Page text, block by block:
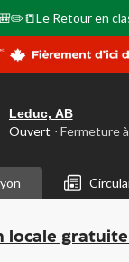
Retour en
Leduc, AB
Ouvert
locale